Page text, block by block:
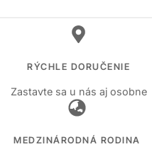
RÝCHLE DORUČENIE
Zastavte sa u nás aj osobne
MEDZINÁRODNÁ RODINA